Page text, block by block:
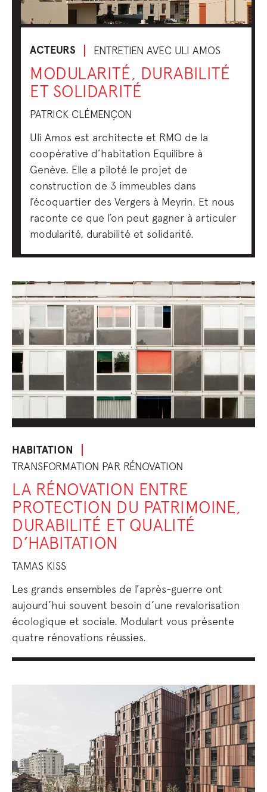
ACTEURS ENTRETIEN AVEC ULI AMOS
MODULARITÉ, DURABILITÉ
ET SOLIDARITÉ
PATRICK CLÉMENÇON
Uli Amos est architecte et RMO de la
coopérative d’habitation Equilibre à
Genève. Elle a piloté le projet de
construction de 3 immeubles dans
l’écoquartier des Vergers à Meyrin. Et nous
raconte ce que l’on peut gagner à articuler
modularité, durabilité et solidarité.
HABITATION
TRANSFORMATION PAR RÉNOVATION
LA RÉNOVATION ENTRE
PROTECTION DU PATRIMOINE,
DURABILITÉ ET QUALITÉ
D’HABITATION
TAMAS KISS
Les grands ensembles de l’après-guerre ont
aujourd’hui souvent besoin d’une revalorisation
écologique et sociale. Modulart vous présente
quatre rénovations réussies.